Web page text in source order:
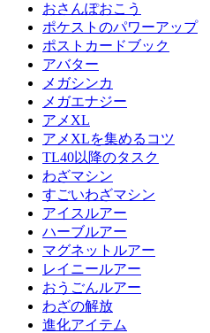
おさんぽおこう
ポケストのパワーアップ
ポストカードブック
アバター
メガシンカ
メガエナジー
アメXL
アメXLを集めるコツ
TL40以降のタスク
わざマシン
すごいわざマシン
アイスルアー
ハーブルアー
マグネットルアー
レイニールアー
おうごんルアー
わざの解放
進化アイテム